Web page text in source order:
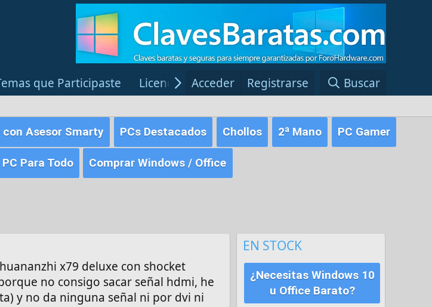
que Participaste Licencias Windows Red Fansite.es
Acceder Registrarse Buscar
Asesor Smarty PCs Destacados Chollos 2ª Mano PC Gamer
PC Para Todo Comprar Windows / Office
x79 deluxe con shocket
no consigo sacar señal hdmi, he
y no da ninguna señal ni por dvi ni
EN STOCK
¿Necesitas Windows 10
u Office Barato?